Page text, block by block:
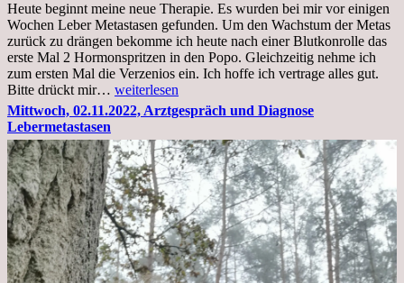
Heute beginnt meine neue Therapie. Es wurden bei mir vor einigen
Wochen Leber Metastasen gefunden. Um den Wachstum der Metas
zurück zu drängen bekomme ich heute nach einer Blutkonrolle das
erste Mal 2 Hormonspritzen in den Popo. Gleichzeitig nehme ich
zum ersten Mal die Verzenios ein. Ich hoffe ich vertrage alles gut.
Bitte drückt mir… Mittwoch,
09.11.2022
weiterlesen
Mittwoch, 02.11.2022, Arztgespräch und Diagnose
Lebermetastasen